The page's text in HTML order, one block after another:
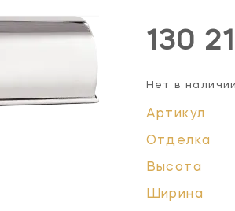
130
Нет в наличии
Артикул
Отделка
Высота
Ширина